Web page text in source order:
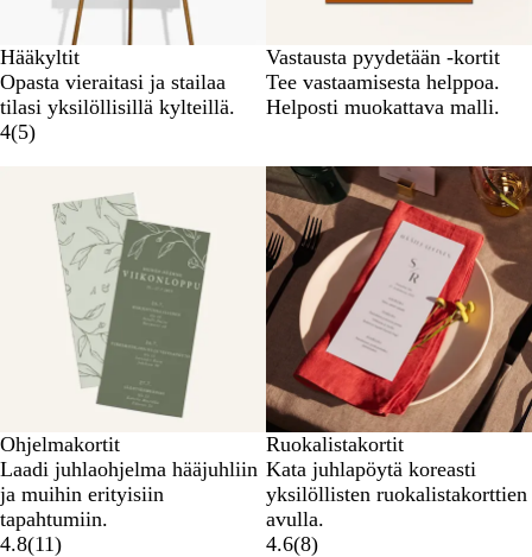
Hääkyltit
Opasta vieraitasi ja stailaa
tilasi yksilöllisillä kylteillä.
4(5)
Vastausta pyydetään -kortit
Tee vastaamisesta helppoa.
Helposti muokattava malli.
Ohjelmakortit
Laadi juhlaohjelma hääjuhliin
ja muihin erityisiin
tapahtumiin.
4.8(11)
Ruokalistakortit
Kata juhlapöytä koreasti
yksilöllisten ruokalistakorttien
avulla.
4.6(8)